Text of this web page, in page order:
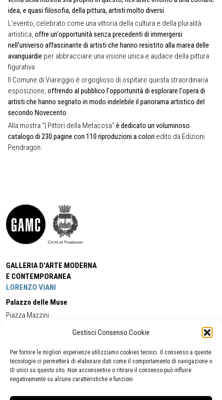
Gestisci Consenso Cookie
Per fornire le migliori esperienze utilizziamo cookies tecnici. Il consenso a queste
tecnologie ci permetterà di elaborare dati come il comportamento di navigazione o
ID unici su questo sito. Non acconsentire o ritirare il consenso può influire
negativamente su alcune caratteristiche e funzioni.
idea, e quasi filosofia, della pittura, artisti molto diversi.
L'evento, celebrato come una vittoria della cultura e della pluralità
artistica, offre un'opportunità senza precedenti di immergersi
nell'universo affascinante di artisti che hanno resistito alla marea delle
avanguardie per abbracciare una visione unica e audace della pittura
figurativa.
Il Comune di Viareggio è orgoglioso di ospitare questa straordinaria
esposizione, offrendo al pubblico l'opportunità di esplorare l'opera di
artisti che hanno segnato in modo indelebile il panorama artistico del
secondo Novecento.
Alla mostra "| Pittori della Metacosa" è dedicato un voluminoso
catalogo di 230 pagine con 110 riproduzioni a colori edito da Edizioni
Pendragon.
GALLERIA D'ARTE MODERNA
E CONTEMPORANEA
LORENZO VIANI
Palazzo delle Muse
Piazza Mazzini
Cell:+39 338 5714978 (orario apertura Galleria)
Tel:
+39 0584 944580
(orario 09.00/13.00)
Email:gamc@comune.viareggio.lu.it